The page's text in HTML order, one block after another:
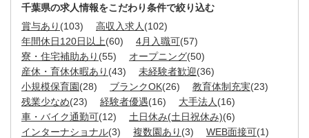
千葉県の求人情報をこだわり条件で絞り込む
賞与あり (103) 高収入求人 (102)
年間休日120日以上(60) 4月入職可(57)
寮・住宅補助あり (55) オープニング(50)
産休・育休休暇あり (43) 未経験者歓迎(36)
小規模保育園(28) ブランクOK(26) 教育体制充実(23)
残業少なめ(23) 経験者優遇(16) 大手法人 (16)
車・バイク通勤可(12) 土日休み(土日祝休み)(6)
インターナショナル(3) 複数園あり (3) WEB面接可(1)